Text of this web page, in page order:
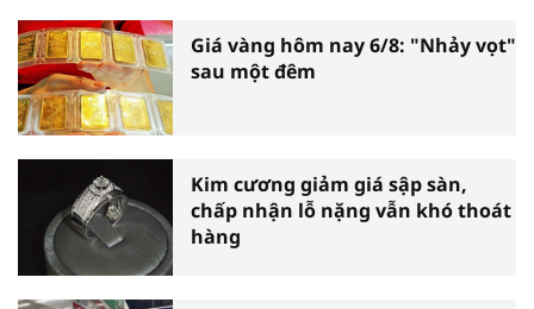
Giá vàng hôm nay 6/8: "Nhảy vọt"
sau một đêm
Kim cương giảm giá sập sàn,
chấp nhận lỗ nặng vẫn khó thoát
hàng